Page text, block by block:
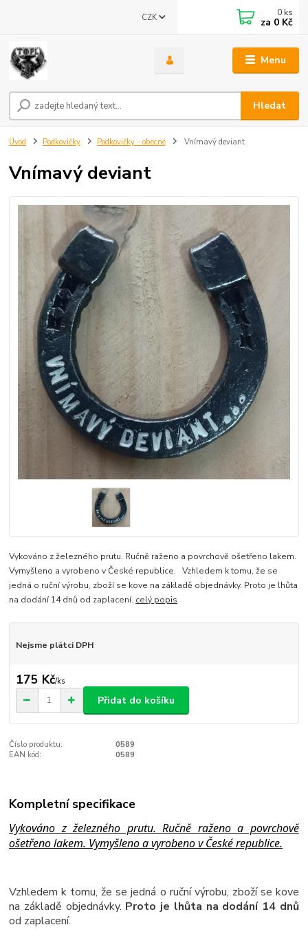
Menu
CZK
Hledat
0 ks
za 0 Kč
Úvod Podkovičky Podkovičky - obecné Vnímavý deviant
Vnímavý deviant
Vykováno z železného prutu. Ručně raženo a povrchově ošetřeno lakem.
Vymyšleno a vyrobeno v České republice. Vzhledem k tomu, že se
jedná o ruční výrobu, zboží se kove na základě objednávky. Proto je lhůta
na dodání 14 dnů od zaplacení. celý popis
Nejsme plátci DPH
175 Kč/ks
Přidat do košíku
Číslo produktu:
0589
EAN kód:
0589
Kompletní specifikace
Vykováno z železného prutu. Ručně raženo a povrchově
ošetřeno lakem. Vymyšleno a vyrobeno v České republice.
Vzhledem k tomu, že se jedná o ruční výrobu, zboží se kove
na základě objednávky. Proto je lhůta na dodání 14 dnů
od zaplacení.